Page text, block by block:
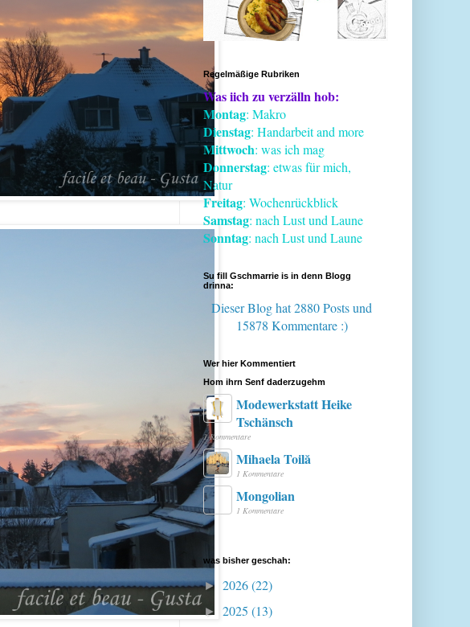
Regelmäßige Rubriken
Was iich zu verzälln hob:
Montag: Makro
Dienstag: Handarbeit and more
Mittwoch: was ich mag
Donnerstag: etwas für mich,
Natur
Freitag: Wochenrückblick
Samstag: nach Lust und Laune
Sonntag: nach Lust und Laune
Su fill Gschmarrie is in denn Blogg
drinna:
Dieser Blog hat 2880 Postsund
15878 Kommentare :)
Wer hier Kommentiert
Hom ihrn Senf daderzugehm
Modewerkstatt Heike
Tschänsch
1 Kommentare
Mihaela Toilă
1 Kommentare
Mongolian
1 Kommentare
was bisher geschah:
► 2026(22)
► 2025 (13)